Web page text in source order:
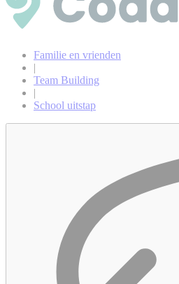
Familie en vrienden
|
Team Building
|
School uitstap